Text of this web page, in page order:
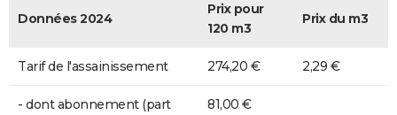
Données 2024
Prix pour
120 m3
Prix du m3
Tarif de l'assainissement 274,20 € 2,29 €
- dont abonnement (part
81,00 €